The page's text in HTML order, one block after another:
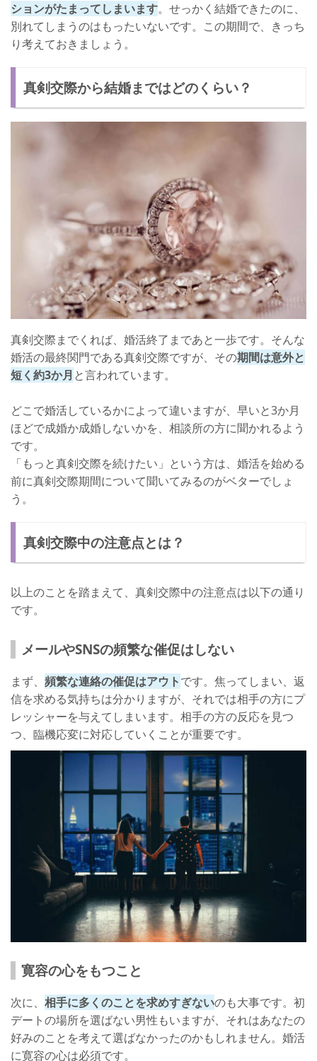
ションがたまってしまいます。せっかく結婚できたのに、
別れてしまうのはもったいないです。この期間で、きっち
り考えておきましょう。
真剣交際から結婚まではどのくらい？
真剣交際までくれば、婚活終了まであと一歩です。そんな
婚活の最終関門である真剣交際ですが、その期間は意外と
短く約3か月 と言われています。
どこで婚活しているかによって違いますが、早いと3か月
ほどで成婚か成婚しないかを、相談所の方に聞かれるよう
です。
「もっと真剣交際を続けたい」という方は、婚活を始める
前に真剣交際期間について聞いてみるのがベターでしょ
う。
真剣交際中の注意点とは？
以上のことを踏まえて、真剣交際中の注意点は以下の通り
です。
メールやSNSの頻繁な催促はしない
まず、 頻繁な連絡の催促はアウトです。焦ってしまい、返
信を求める気持ちは分かりますが、それでは相手の方にプ
レッシャーを与えてしまいます。相手の方の反応を見つ
つ、臨機応変に対応していくことが重要です。
寛容の心をもつこと
次に、 相手に多くのことを求めすぎないのも大事です。初
デートの場所を選ばない男性もいますが、それはあなたの
好みのことを考えて選ばなかったのかもしれません。婚活
に寛容の心は必須です。